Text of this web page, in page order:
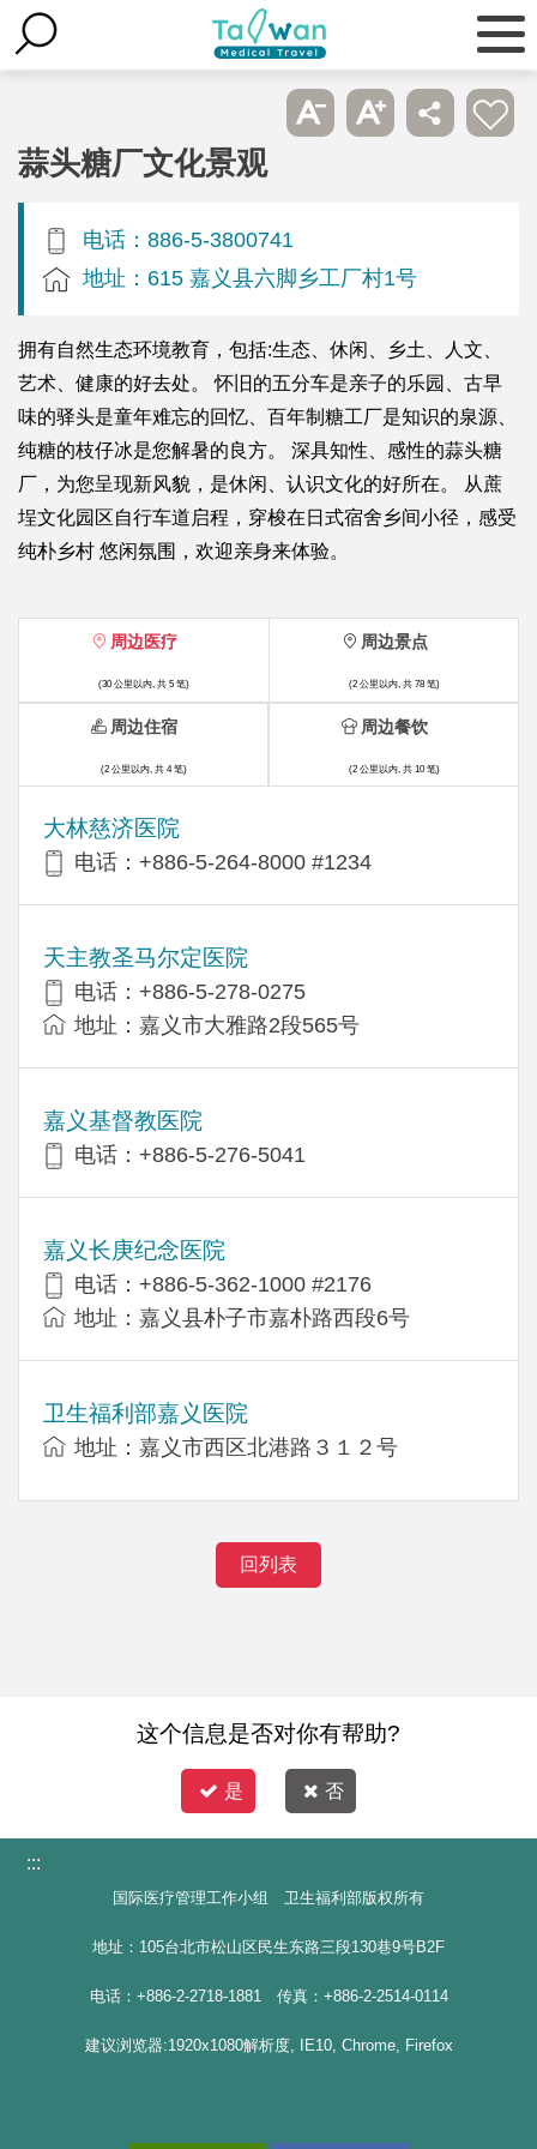
蒜头糖厂文化景观
电话：886-5-3800741
地址：615 嘉义县六脚乡工厂村1号
拥有自然生态环境教育，包括:生态、休闲、乡土、人文、
艺术、健康的好去处。 怀旧的五分车是亲子的乐园、古早
味的驿头是童年难忘的回忆、百年制糖工厂是知识的泉源、
纯糖的枝仔冰是您解暑的良方。 深具知性、感性的蒜头糖
厂，为您呈现新风貌，是休闲、认识文化的好所在。 从蔗
埕文化园区自行车道启程，穿梭在日式宿舍乡间小径，感受
纯朴乡村 悠闲氛围，欢迎亲身来体验。
周边医疗
(30 公里以内, 共 5 笔)
大林慈济医院
电话：+886-5-264-8000 #1234
天主教圣马尔定医院
电话：+886-5-278-0275
地址：嘉义市大雅路2段565号
嘉义基督教医院
电话：+886-5-276-5041
嘉义长庚纪念医院
电话：+886-5-362-1000 #2176
地址：嘉义县朴子市嘉朴路西段6号
卫生福利部嘉义医院
地址：嘉义市西区北港路３１２号
周边景点
(2 公里以内, 共 78 笔)
周边住宿
(2 公里以内, 共 4 笔)
周边餐饮
(2 公里以内, 共 10 笔)
回列表
这个信息是否对你有帮助?
是 否
:::
国际医疗管理工作小组 卫生福利部版权所有
地址：105台北市松山区民生东路三段130巷9号B2F
电话：+886-2-2718-1881 传真：+886-2-2514-0114
建议浏览器:1920x1080解析度, IE10, Chrome, Firefox